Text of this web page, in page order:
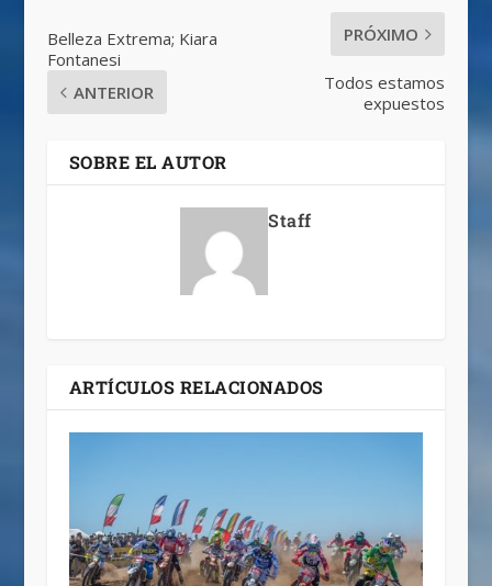
Belleza Extrema; Kiara
Fontanesi
ANTERIOR
PRÓXIMO
Todos estamos
expuestos
SOBRE EL AUTOR
Staff
ARTÍCULOS RELACIONADOS